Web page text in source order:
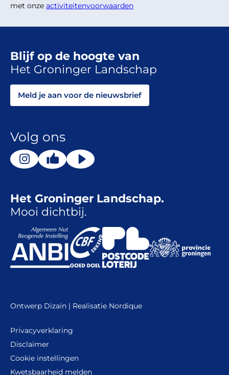
met onze activiteitenvoorwaarden
Het Groninger Landschap.
Mooi dichtbij.
Blijf op de hoogte van
Het Groninger Landschap
Meld je aan voor de nieuwsbrief
Volg ons
Privacyverklaring
Disclaimer
Cookie instellingen
Kwetsbaarheid melden
Ontwerp Dizain | Realisatie Nordique